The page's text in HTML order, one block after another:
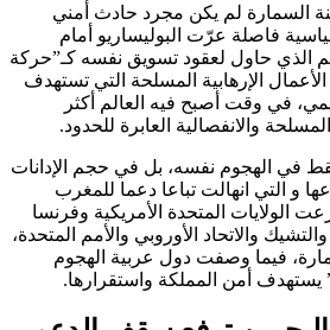
السمارة لم يكن مجرد حادث أمني
فاصلة عرّت البوليساريو أمام
الذي حاول لعقود تسويق نفسه كـ”حركة
الإرهابية المسلحة التي تستهدف
في وقت أصبح فيه العالم أكثر
والانفصالية العابرة للحدود.
في الهجوم نفسه، بل في حجم الإدانات
و التي انهالت تباعا دعما للمغرب
الولايات المتحدة الأمريكية وفرنسا
والتشيك والاتحاد الأوروبي والأمم المتحدة،
فيما وصفت دول عربية الهجوم
يستهدف أمن المملكة واستقرارها.